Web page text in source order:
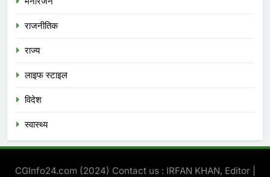
राजनीतिक
राज्य
लाइफ स्टाइल
विदेश
स्‍वास्‍थ्‍य
CGInfo24.com (2024) Contact us : IRFAN KHAN, Editor |